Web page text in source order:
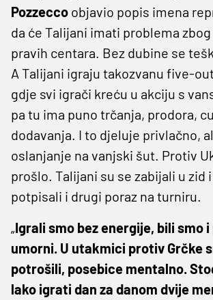
Pozzecco objavio popis imena
da će Talijani imati problema
pravih centara. Bez dubine se
A Talijani igraju takozvanu five-
gdje svi igrači kreću u akciju s
pa tu ima puno trčanja, prodora,
dodavanja. I to djeluje privlačno,
oslanjanje na vanjski šut. Protiv
prošlo. Talijani su se zabijali u zid
potpisali i drugi poraz na turniru.
„Igrali smo bez energije, bili smo
umorni. U utakmici protiv Grčke
potrošili, posebice mentalno.
lako igrati dan za danom dvije